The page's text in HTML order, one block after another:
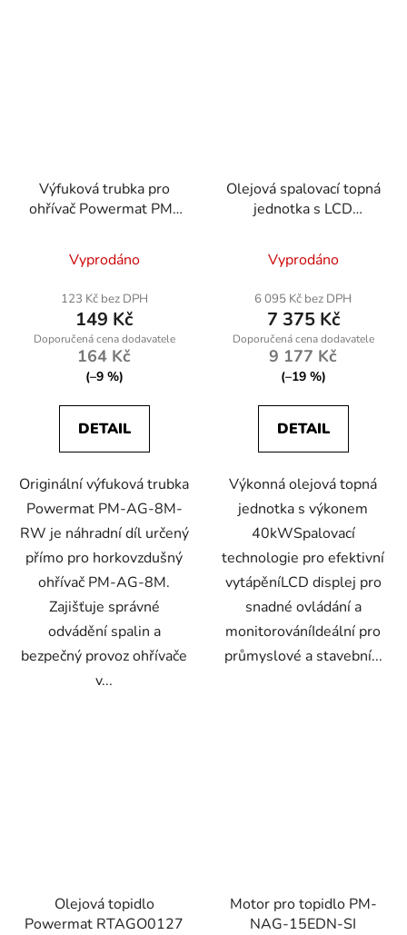
Výfuková trubka pro
ohřívač Powermat PM-
Vyprodáno
123 Kč bez DPH
149 Kč
164 Kč
(–9 %)
DETAIL
Originální výfuková trubka
Powermat PM-AG-8M-
RW je náhradní díl určený
přímo pro horkovzdušný
ohřívač PM-AG-8M.
Zajišťuje správné
odvádění spalin a
bezpečný provoz ohřívače
v...
Olejová spalovací topná
jednotka s LCD
Vyprodáno
6 095 Kč bez DPH
7 375 Kč
9 177 Kč
(–19 %)
DETAIL
Výkonná olejová topná
jednotka s výkonem
40kWSpalovací
technologie pro efektivní
vytápěníLCD displej pro
snadné ovládání a
monitorováníIdeální pro
průmyslové a stavební...
Olejová topidlo
Powermat RTAGO0127
Motor pro topidlo PM-
NAG-15EDN-SI